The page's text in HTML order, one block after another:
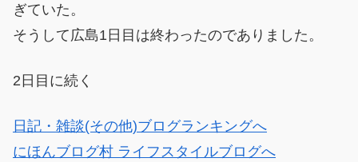
ぎていた。
そうして広島1日目は終わったのでありました。
2日目に続く
日記・雑談(その他)ブログランキングへ
にほんブログ村 ライフスタイルブログへ